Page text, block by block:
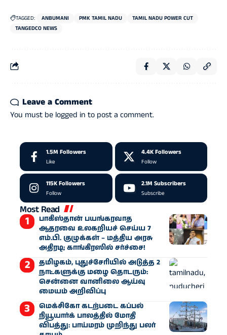
TAGGED: ANBUMANI PMK TAMIL NADU
TAMIL NADU POWER CUT
TANGEDCO NEWS
Leave a Comment
You must be logged in to post a comment.
1.5M Followers
Like
4.4K Followers
Follow
115KFollowers
Follow
2.1M Subscribers
Subscribe
Most Read
பாகிஸ்தான் பயங்கரவாத
ஆதரவை உலகறியச் செய்ய 7
எம்.பி. குழுக்கள் – மத்திய அரசு
அதிரடி; காங்கிரஸில் சர்ச்சை!
தமிழகம், புதுச்சேரியில் அடுத்த 2
நாட்களுக்கு மழை தொடரும்:
சென்னை வானிலை ஆய்வு
மையம் அறிவிப்பு
மெக்சிகோ கடற்படை கப்பல்
நியூயார்க் பாலத்தில் மோதி
விபத்து: பாய்மரம் முறிந்து பலர்